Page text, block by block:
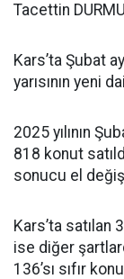
Tacettin
Kars’ta Şubat
yarısının yeni
2025 yılının
818 konut
sonucu el
Kars’ta satılan
ise diğer
136’sı sıfır